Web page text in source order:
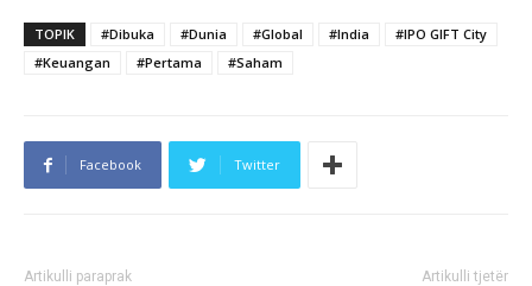
TOPIK #Dibuka #Dunia #Global #India
#IPO GIFT City
#Keuangan
#Pertama #Saham
Facebook Twitter
Artikulli paraprak Artikulli tjetër